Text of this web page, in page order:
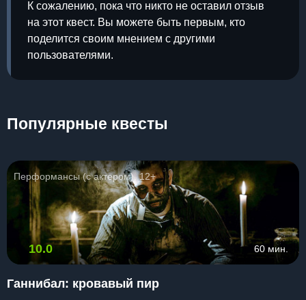
К сожалению, пока что никто не оставил отзыв
на этот квест. Вы можете быть первым, кто
поделится своим мнением с другими
пользователями.
Популярные квесты
Перформансы (с актером), 12+
10.0 60 мин.
Ганнибал: кровавый пир